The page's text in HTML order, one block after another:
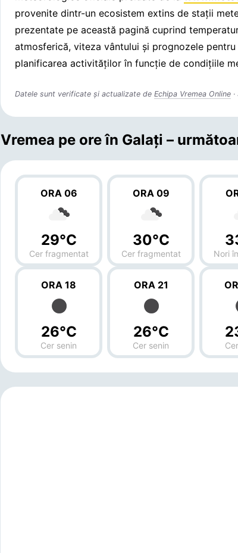
provenite dintr-un ecosistem extins de stații
prezentate pe această pagină cuprind
atmosferică, viteza vântului și prognozele
planificarea activităților în funcție de condițiile
Datele sunt verificate și actualizate deEchipa Vremea Online
Vremea pe ore în Galaţi –
ORA 06
29°C
Cer fragmentat
ORA 09
30°C
Cer fragmentat Nori
ORA 18
26°C
Cer senin
ORA 21
26°C
Cer senin